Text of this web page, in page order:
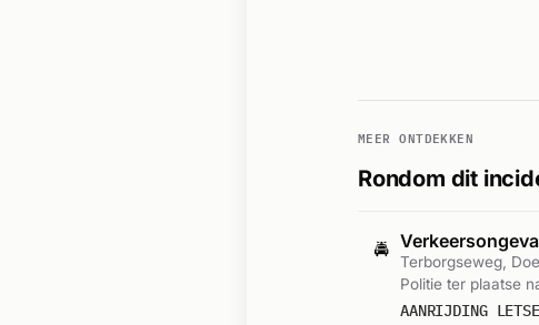
MEER ONTDEKKEN
Rondom dit
🚔
Terborgseweg,
Politie ter plaatse
AANRIJDING